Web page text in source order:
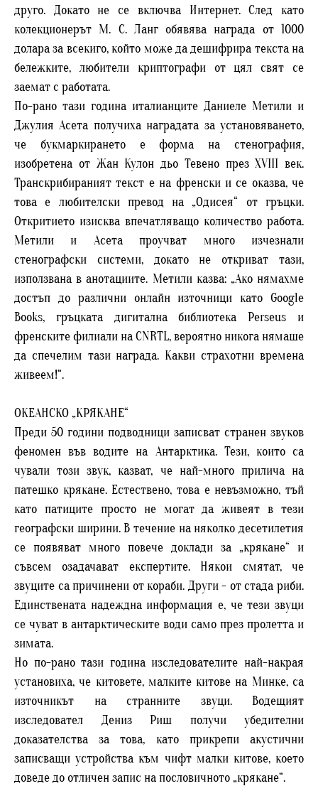
друго. Докато не се включва Интернет. След като
колекционерът M. C. Ланг обявява награда от 1000
долара за всекиго, който може да дешифрира текста на
бележките, любители криптографи от цял свят се
заемат с работата.
По-рано тази година италианците Даниеле Метили и
Джулия Асета получиха наградата за установяването,
че букмаркирането е форма на стенография,
изобретена от Жан Кулон дьо Тевено през XVIII век.
Транскрибираният текст е на френски и се оказва, че
това е любителски превод на „Одисея“ от гръцки.
Откритието изисква впечатляващо количество работа.
Метили и Асета проучват много изчезнали
стенографски системи, докато не откриват тази,
използвана в анотациите. Метили казва: „Ако нямахме
достъп до различни онлайн източници като Google
Books, гръцката дигитална библиотека Perseus и
френските филиали на CNRTL, вероятно никога нямаше
да спечелим тази награда. Какви страхотни времена
живеем!“.
ОКЕАНСКО „КРЯКАНЕ“
Преди 50 години подводници записват странен звуков
феномен във водите на Антарктика. Тези, които са
чували този звук, казват, че най-много прилича на
патешко крякане. Естествено, това е невъзможно, тъй
като патиците просто не могат да живеят в тези
географски ширини. В течение на няколко десетилетия
се появяват много повече доклади за „крякане“ и
съвсем озадачават експертите. Някои смятат, че
звуците са причинени от кораби. Други - от стада риби.
Единствената надеждна информация е, че тези звуци
се чуват в антарктическите води само през пролетта и
зимата.
Но по-рано тази година изследователите най-накрая
установиха, че китовете, малките китове на Минке, са
източникът на странните звуци. Водещият
изследовател Дениз Риш получи убедителни
доказателства за това, като прикрепи акустични
записващи устройства към чифт малки китове, което
доведе до отличен запис на пословичното „крякане“.